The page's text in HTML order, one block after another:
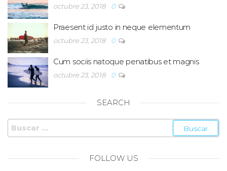
octubre 23, 2018 0
Praesent id justo in neque elementum
octubre 23, 2018 0
Cum sociis natoque penatibus et magnis
octubre 23, 2018 0
SEARCH
Buscar:
FOLLOW US